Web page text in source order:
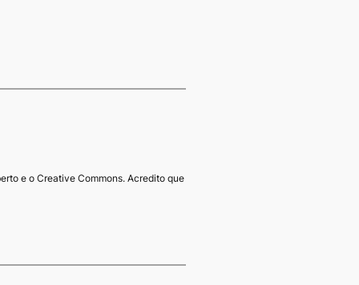
e o Creative Commons. Acredito que